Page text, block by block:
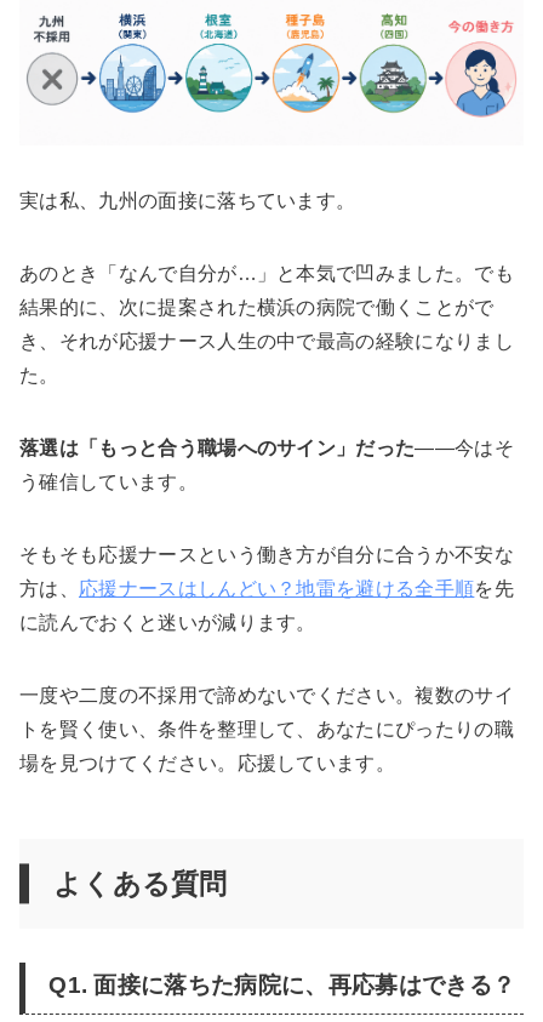
実は私、九州の面接に落ちています。
あのとき「なんで自分が…」と本気で凹みました。でも
結果的に、次に提案された横浜の病院で働くことがで
き、それが応援ナース人生の中で最高の経験になりまし
た。
落選は「もっと合う職場へのサイン」だった——今はそ
う確信しています。
そもそも応援ナースという働き方が自分に合うか不安な
方は、 応援ナースはしんどい？地雷を避ける全手順を先
に読んでおくと迷いが減ります。
一度や二度の不採用で諦めないでください。複数のサイ
トを賢く使い、条件を整理して、あなたにぴったりの職
場を見つけてください。応援しています。
よくある質問
Q1. 面接に落ちた病院に、再応募はできる？